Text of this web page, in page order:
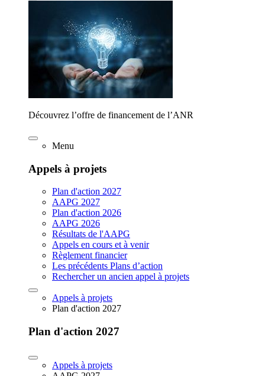
Découvrez l’offre de financement de l’ANR
Menu
Appels à projets
Plan d'action 2027
AAPG 2027
Plan d'action 2026
AAPG 2026
Résultats de l'AAPG
Appels en cours et à venir
Règlement financier
Les précédents Plans d’action
Rechercher un ancien appel à projets
Appels à projets
Plan d'action 2027
Plan d'action 2027
Appels à projets